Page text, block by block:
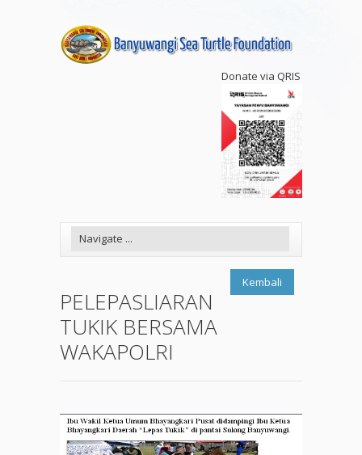
Donate via QRIS
Kembali
PELEPASLIARAN
TUKIK BERSAMA
WAKAPOLRI